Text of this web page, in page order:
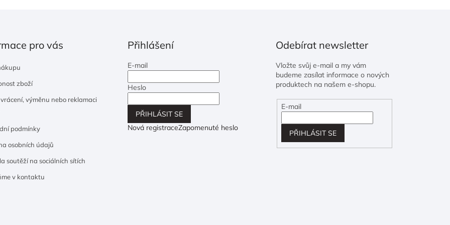
pro vás
zboží
vrácení, výměnu nebo reklamaci
podmínky
osobních údajů
soutěží na sociálních sítích
v kontaktu
Přihlášení
E-mail
Heslo
PŘIHLÁSIT SE
Nová registraceZapomenuté heslo
Odebírat newsletter
Vložte svůj e-mail a my vám
budeme zasílat informace o nových
produktech na našem e-shopu.
E-mail
PŘIHLÁSIT SE